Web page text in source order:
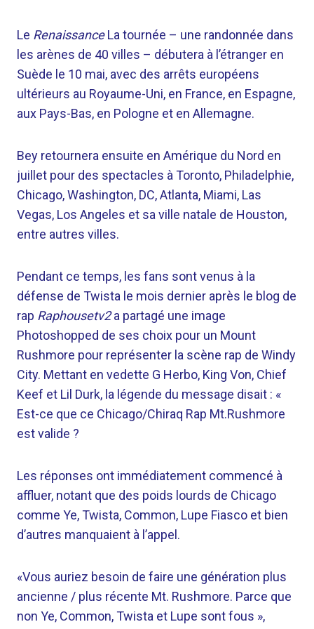
Le RenaissanceLa tournée – une randonnée dans
les arènes de 40 villes – débutera à l’étranger en
Suède le 10 mai, avec des arrêts européens
ultérieurs au Royaume-Uni, en France, en Espagne,
aux Pays-Bas, en Pologne et en Allemagne.
Bey retournera ensuite en Amérique du Nord en
juillet pour des spectacles à Toronto, Philadelphie,
Chicago, Washington, DC, Atlanta, Miami, Las
Vegas, Los Angeles et sa ville natale de Houston,
entre autres villes.
Pendant ce temps, les fans sont venus à la
défense de Twista le mois dernier après le blog de
rap Raphousetv2a partagé une image
Photoshopped de ses choix pour un Mount
Rushmore pour représenter la scène rap de Windy
City. Mettant en vedette G Herbo, King Von, Chief
Keef et Lil Durk, la légende du message disait : «
Est-ce que ce Chicago/Chiraq Rap Mt.Rushmore
est valide ?
Les réponses ont immédiatement commencé à
affluer, notant que des poids lourds de Chicago
comme Ye, Twista, Common, Lupe Fiasco et bien
d’autres manquaient à l’appel.
«Vous auriez besoin de faire une génération plus
ancienne / plus récente Mt. Rushmore. Parce que
non Ye, Common, Twista et Lupe sont fous »,